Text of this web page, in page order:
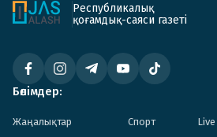
Республикалық
қоғамдық-саяси газеті
Бөлімдер:
Жаңалықтар Спорт Live